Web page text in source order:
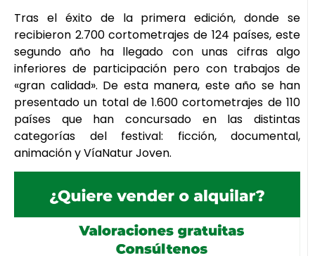
Tras el éxito de la primera edición, donde se
recibieron 2.700 cortometrajes de 124 países, este
segundo año ha llegado con unas cifras algo
inferiores de participación pero con trabajos de
«gran calidad». De esta manera, este año se han
presentado un total de 1.600 cortometrajes de 110
países que han concursado en las distintas
categorías del festival: ficción, documental,
animación y VíaNatur Joven.